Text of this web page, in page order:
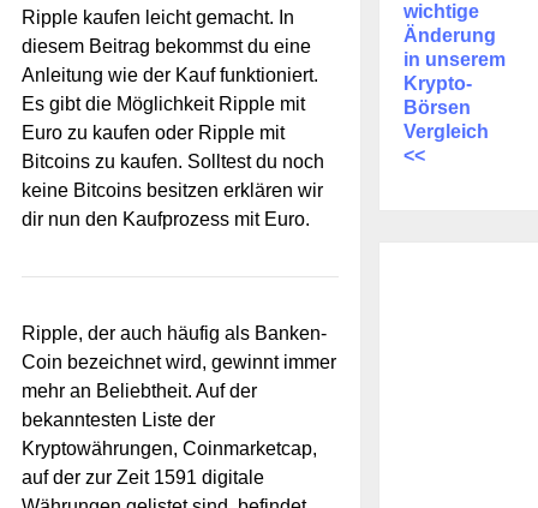
Ripple kaufen leicht gemacht. In
diesem Beitrag bekommst du eine
Anleitung wie der Kauf funktioniert.
Es gibt die Möglichkeit Ripple mit
Euro zu kaufen oder Ripple mit
Bitcoins zu kaufen. Solltest du noch
keine Bitcoins besitzen erklären wir
dir nun den Kaufprozess mit Euro.
Ripple, der auch häufig als Banken-
Coin bezeichnet wird, gewinnt immer
mehr an Beliebtheit. Auf der
bekanntesten Liste der
Kryptowährungen, Coinmarketcap,
auf der zur Zeit 1591 digitale
wichtige
Änderung
in unserem
Krypto-
Börsen
Vergleich
<<